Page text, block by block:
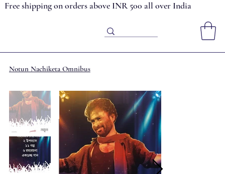
Free shipping on orders above INR 500 all over India
Notun Nachiketa Omnibus